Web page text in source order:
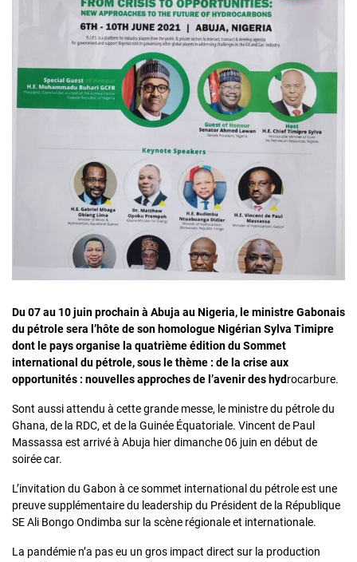
Du 07 au 10 juin prochain à Abuja au Nigeria, le ministre Gabonais
du pétrole sera l’hôte de son homologue Nigérian Sylva Timipre
dont le pays organise la quatrième édition du Sommet
international du pétrole, sous le thème : de la crise aux
opportunités : nouvelles approches de l’avenir des hydrocarbure.
Sont aussi attendu à cette grande messe, le ministre du pétrole du
Ghana, de la RDC, et de la Guinée Équatoriale. Vincent de Paul
Massassa est arrivé à Abuja hier dimanche 06 juin en début de
soirée car.
L’invitation du Gabon à ce sommet international du pétrole est une
preuve supplémentaire du leadership du Président de la République
SE Ali Bongo Ondimba sur la scène régionale et internationale.
La pandémie n’a pas eu un gros impact direct sur la production